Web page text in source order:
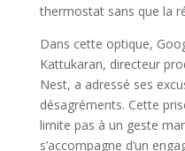
thermostat sans que la
Dans cette optique,
Kattukaran, directeur
Nest, a adressé ses
désagréments. Cette
limite pas à un geste
s’accompagne d’un